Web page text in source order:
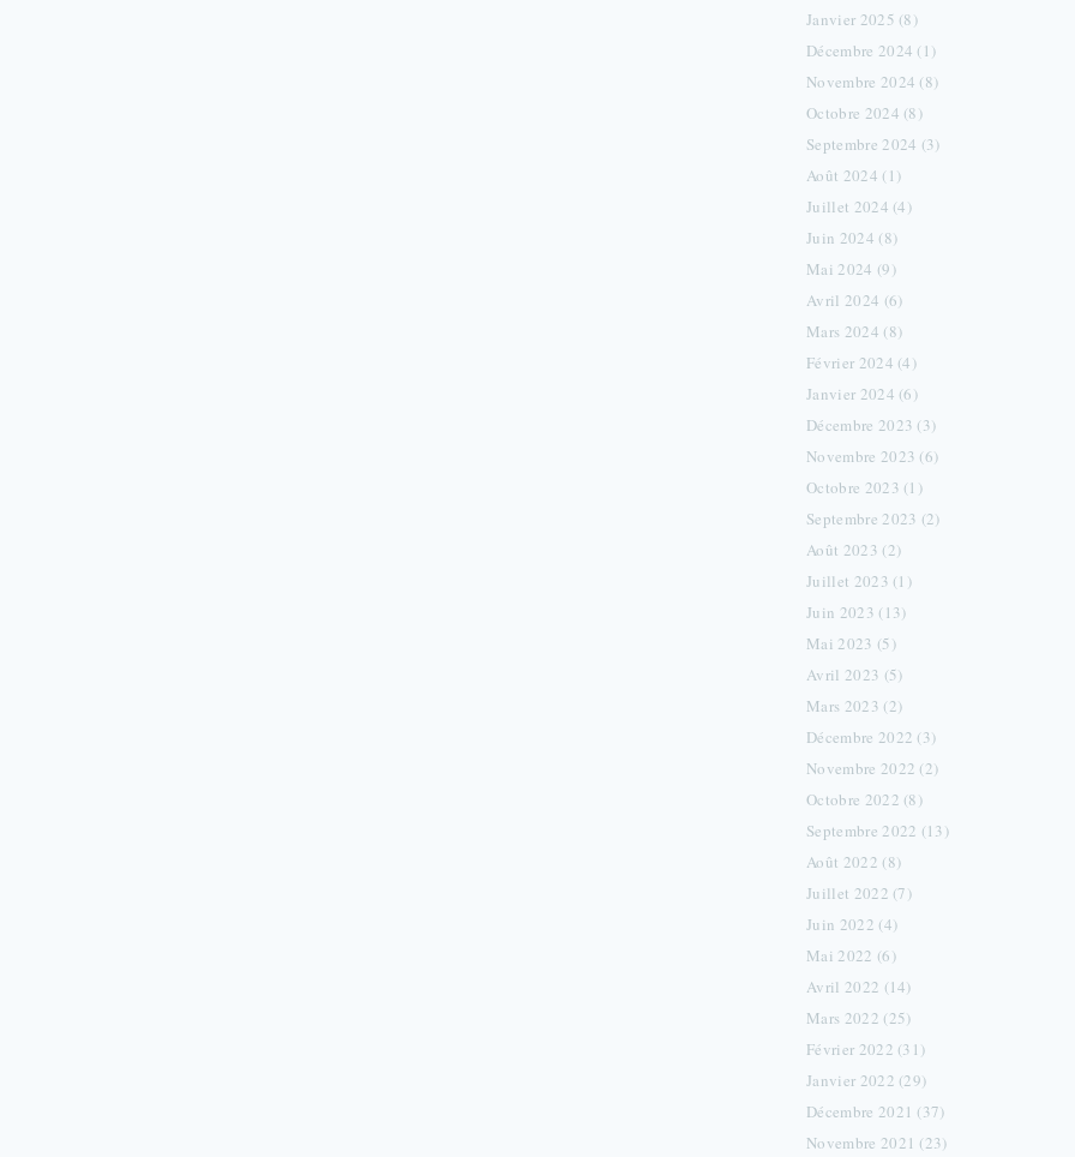
Janvier 2025 (8)
Décembre 2024 (1)
Novembre 2024 (8)
Octobre 2024 (8)
Septembre 2024 (3)
Août 2024 (1)
Juillet 2024 (4)
Juin 2024 (8)
Mai 2024 (9)
Avril 2024 (6)
Mars 2024 (8)
Février 2024 (4)
Janvier 2024 (6)
Décembre 2023 (3)
Novembre 2023 (6)
Octobre 2023 (1)
Septembre 2023 (2)
Août 2023 (2)
Juillet 2023 (1)
Juin 2023 (13)
Mai 2023 (5)
Avril 2023 (5)
Mars 2023 (2)
Décembre 2022 (3)
Novembre 2022 (2)
Octobre 2022 (8)
Septembre 2022 (13)
Août 2022 (8)
Juillet 2022 (7)
Juin 2022 (4)
Mai 2022 (6)
Avril 2022 (14)
Mars 2022 (25)
Février 2022 (31)
Janvier 2022 (29)
Décembre 2021 (37)
Novembre 2021 (23)